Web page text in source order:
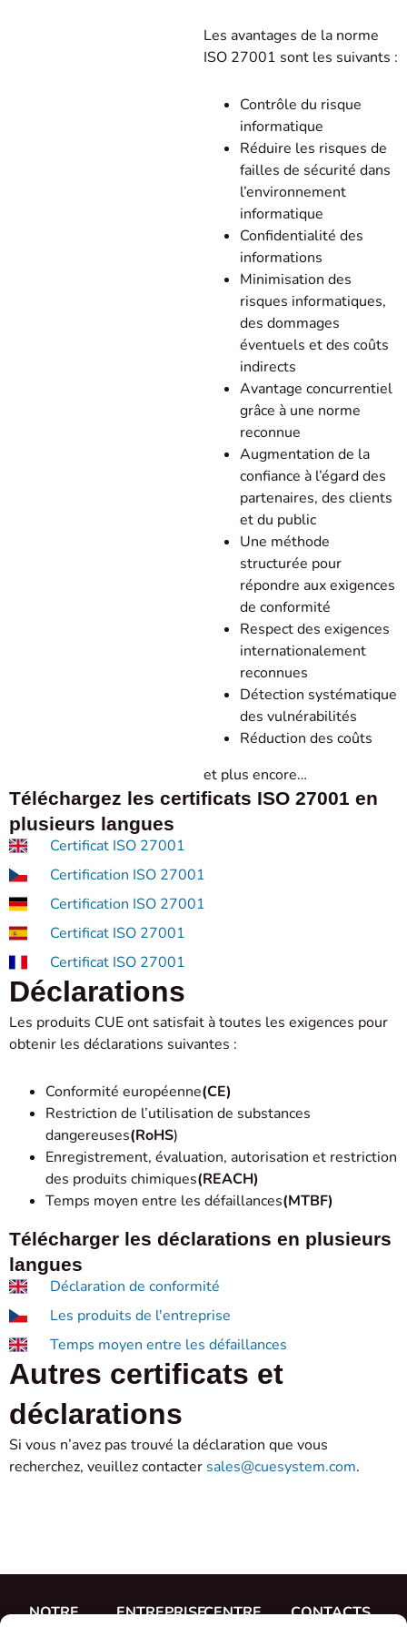
Les avantages de la norme
ISO 27001 sont les suivants :
Contrôle du risque
informatique
Réduire les risques de
failles de sécurité dans
l’environnement
informatique
Confidentialité des
informations
Minimisation des
risques informatiques,
des dommages
éventuels et des coûts
indirects
Avantage concurrentiel
grâce à une norme
reconnue
Augmentation de la
confiance à l’égard des
partenaires, des clients
et du public
Une méthode
structurée pour
répondre aux exigences
de conformité
Respect des exigences
internationalement
reconnues
Détection systématique
des vulnérabilités
Réduction des coûts
et plus encore…
Téléchargez les certificats ISO 27001 en
plusieurs langues
Certificat ISO 27001
Certification ISO 27001
Certification ISO 27001
Certificat ISO 27001
Certificat ISO 27001
Déclarations
Les produits CUE ont satisfait à toutes les exigences pour
obtenir les déclarations suivantes :
Conformité européenne(CE)
Restriction de l’utilisation de substances
dangereuses(RoHS)
Enregistrement, évaluation, autorisation et restriction
des produits chimiques(REACH)
Temps moyen entre les défaillances(MTBF)
Télécharger les déclarations en plusieurs
langues
Déclaration de conformité
Les produits de l'entreprise
Temps moyen entre les défaillances
Autres certificats et
déclarations
Si vous n’avez pas trouvé la déclaration que vous
recherchez, veuillez contacter sales@cuesystem.com.
NOTRE
ENTREPRISECENTRE
CONTACTS